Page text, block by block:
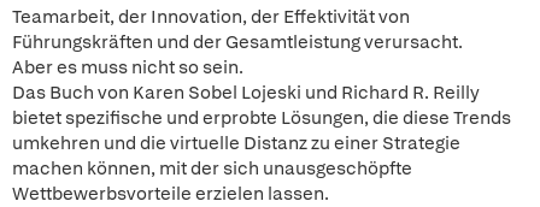
Teamarbeit, der Innovation, der Effektivität von
Führungskräften und der Gesamtleistung verursacht.
Aber es muss nicht so sein.
Das Buch von Karen Sobel Lojeski und Richard R. Reilly
bietet spezifische und erprobte Lösungen, die diese Trends
umkehren und die virtuelle Distanz zu einer Strategie
machen können, mit der sich unausgeschöpfte
Wettbewerbsvorteile erzielen lassen.